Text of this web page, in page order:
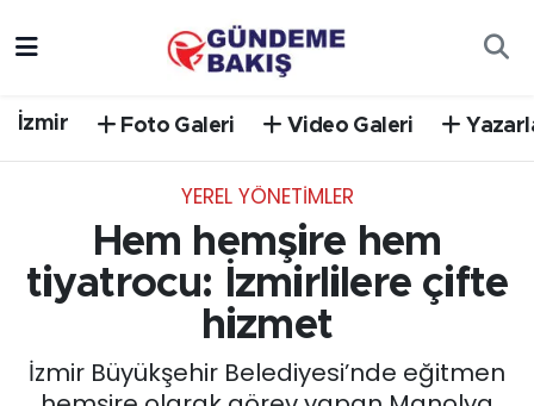
İzmir Foto Galeri Video Galeri
YEREL YÖNETİMLER
Hem hemşire hem
tiyatrocu: İzmirlilere çifte
hizmet
İzmir Büyükşehir Belediyesi’nde eğitmen
EGE
EKONOMİ
Trafik Durumu
Süper Lig Puan Durumu ve Fikstür
Tüm Manşetler
Son Dakika Haberleri